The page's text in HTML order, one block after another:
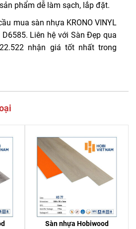
phẩm dễ làm sạch, lắp đặt.
mua sàn nhựa KRONO VINYL
Liên hệ với Sàn Đẹp qua
nhận giá tốt nhất trong
Sàn nhựa Hobiwood